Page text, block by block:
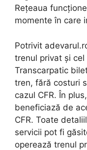
Reţeaua
momente în care
Potrivit
trenul privat şi
Transcarpatic
tren, fără costuri
cazul CFR. În
beneficiază de
CFR. Toate
servicii pot fi
operează trenul